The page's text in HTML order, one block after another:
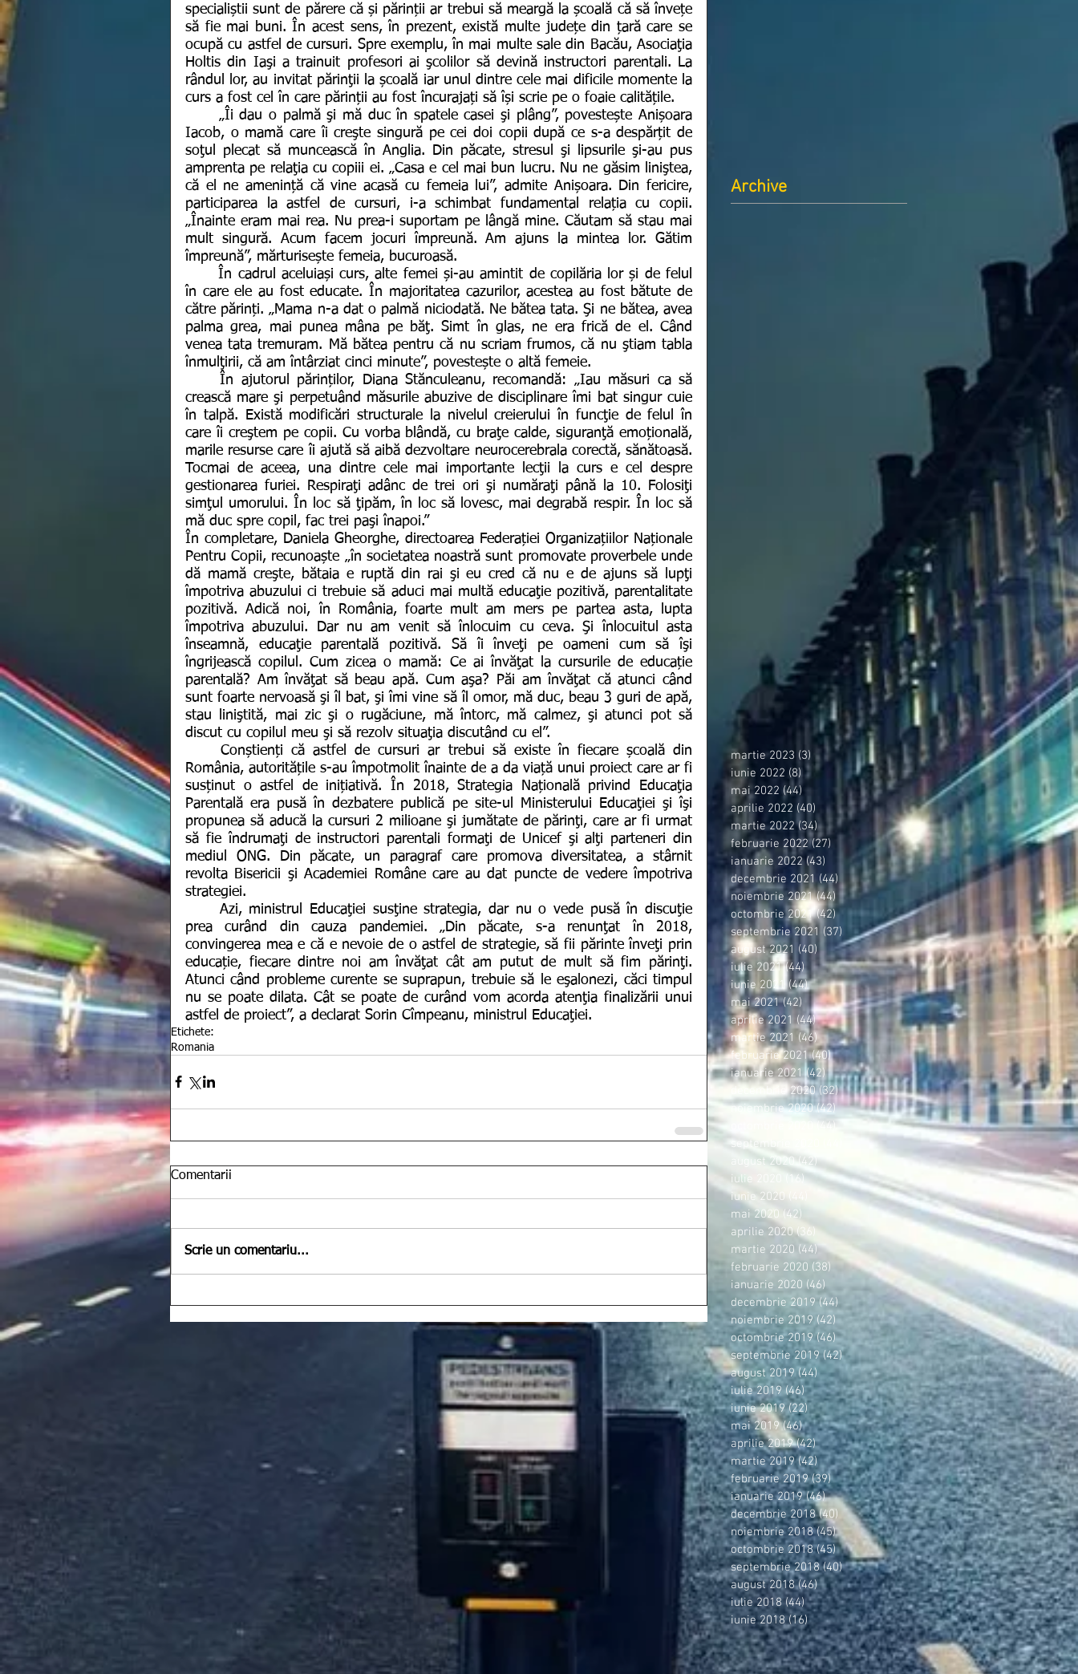
specialiștii sunt de părere că și părinții ar trebui să meargă la școală că să învețe
să fie mai buni. În acest sens, în prezent, există multe județe din țară care se
ocupă cu astfel de cursuri. Spre exemplu, în mai multe sale din Bacău, Asociaţia
Holtis din Iaşi a trainuit profesori ai şcolilor să devină instructori parentali. La
rândul lor, au invitat părinţii la școală iar unul dintre cele mai dificile momente la
curs a fost cel în care părinții au fost încurajați să își scrie pe o foaie calitățile.
Iacob, o mamă care îi creşte singură pe cei doi copii după ce s-a despărțit de
soţul plecat să muncească în Anglia. Din păcate, stresul şi lipsurile şi-au pus
amprenta pe relaţia cu copiii ei. „Casa e cel mai bun lucru. Nu ne găsim liniştea,
că el ne amenință că vine acasă cu femeia lui”, admite Anișoara. Din fericire,
participarea la astfel de cursuri, i-a schimbat fundamental relația cu copii.
„Înainte eram mai rea. Nu prea-i suportam pe lângă mine. Căutam să stau mai
mult singură. Acum facem jocuri împreună. Am ajuns la mintea lor. Gătim
împreună”, mărturisește femeia, bucuroasă.
în care ele au fost educate. În majoritatea cazurilor, acestea au fost bătute de
către părinți. „Mama n-a dat o palmă niciodată. Ne bătea tata. Şi ne bătea, avea
palma grea, mai punea mâna pe băţ. Simt în glas, ne era frică de el. Când
venea tata tremuram. Mă bătea pentru că nu scriam frumos, că nu ştiam tabla
înmulţirii, că am întârziat cinci minute”, povestește o altă femeie.
crească mare şi perpetuând măsurile abuzive de disciplinare îmi bat singur cuie
în talpă. Există modificări structurale la nivelul creierului în funcţie de felul în
care îi creştem pe copii. Cu vorba blândă, cu braţe calde, siguranţă emoțională,
marile resurse care îi ajută să aibă dezvoltare neurocerebrala corectă, sănătoasă.
Tocmai de aceea, una dintre cele mai importante lecţii la curs e cel despre
gestionarea furiei. Respiraţi adânc de trei ori şi număraţi până la 10. Folosiţi
simţul umorului. În loc să ţipăm, în loc să lovesc, mai degrabă respir. În loc să
mă duc spre copil, fac trei paşi înapoi.”
În completare, Daniela Gheorghe, directoarea Federației Organizațiilor Naționale
Pentru Copii, recunoaște „în societatea noastră sunt promovate proverbele unde
dă mamă creşte, bătaia e ruptă din rai şi eu cred că nu e de ajuns să lupţi
împotriva abuzului ci trebuie să aduci mai multă educaţie pozitivă, parentalitate
pozitivă. Adică noi, în România, foarte mult am mers pe partea asta, lupta
împotriva abuzului. Dar nu am venit să înlocuim cu ceva. Şi înlocuitul asta
înseamnă, educaţie parentală pozitivă. Să îi înveţi pe oameni cum să îşi
îngrijească copilul. Cum zicea o mamă: Ce ai învăţat la cursurile de educație
parentală? Am învăţat să beau apă. Cum aşa? Păi am învăţat că atunci când
sunt foarte nervoasă şi îl bat, şi îmi vine să îl omor, mă duc, beau 3 guri de apă,
stau liniştită, mai zic şi o rugăciune, mă întorc, mă calmez, şi atunci pot să
discut cu copilul meu şi să rezolv situaţia discutând cu el”.
	Conștienți că astfel de cursuri ar trebui să existe în fiecare școală din
România, autoritățile s-au împotmolit înainte de a da viață unui proiect care ar fi
susținut o astfel de inițiativă. În 2018, Strategia Națională privind Educaţia
Parentală era pusă în dezbatere publică pe site-ul Ministerului Educaţiei şi îşi
propunea să aducă la cursuri 2 milioane şi jumătate de părinţi, care ar fi urmat
să fie îndrumaţi de instructori parentali formaţi de Unicef şi alţi parteneri din
mediul ONG. Din păcate, un paragraf care promova diversitatea, a stârnit
revolta Bisericii şi Academiei Române care au dat puncte de vedere împotriva
strategiei.
prea curând din cauza pandemiei. „Din păcate, s-a renunţat în 2018,
convingerea mea e că e nevoie de o astfel de strategie, să fii părinte înveţi prin
educație, fiecare dintre noi am învăţat cât am putut de mult să fim părinţi.
Atunci când probleme curente se suprapun, trebuie să le eşalonezi, căci timpul
nu se poate dilata. Cât se poate de curând vom acorda atenţia finalizării unui
astfel de proiect”, a declarat Sorin Cîmpeanu, ministrul Educaţiei.
Etichete:
Romania
Comentarii
Scrie un comentariu...
Archive
martie 2023 (3) 3 postări
iunie 2022 (8)8 postări
mai 2022 (44) 44 postări
aprilie 2022 (40) 40 postări
martie 2022 (34)34 postări
februarie 2022 (27) 27 postări
ianuarie 2022 (43) 43 postări
decembrie 2021 (44) 44 postări
noiembrie 2021 (44) 44 postări
octombrie 2021 (42)42 postări
septembrie 2021 (37) 37 postări
august 2021 (40) 40 postări
iulie 2021 (44)44 postări
iunie 2021 (44)44 postări
mai 2021 (42) 42 postări
aprilie 2021 (44)44 postări
martie 2021 (46) 46 postări
februarie 2021 (40)40 postări
ianuarie 2021 (42) 42 postări
decembrie 2020 (32)32 postări
noiembrie 2020 (42)42 postări
(44)44 postări
septembrie 2020
44 postări
august 2020 (42)42 postări
iulie 2020
(16)16 postări
iunie 2020
44 postări
mai 2020 (42)
aprilie 2020 (36) 36 postări
martie 2020 (44)44 postări
februarie 2020 (38) 38 postări
ianuarie 2020 (46) 46 postări
decembrie 2019 (44) 44 postări
noiembrie 2019 (42) 42 postări
octombrie 2019 (46)46 postări
septembrie 2019 (42)42 postări
august 2019 (44) 44 postări
iulie 2019 (46)46 postări
iunie 2019 (22)22 postări
mai 2019 (46)46 postări
aprilie 2019 (42)42 postări
martie 2019 (42)42 postări
februarie 2019 (39)39 postări
ianuarie 2019 (46)46 postări
decembrie 2018 (40) 40 postări
noiembrie 2018 (45)45 postări
octombrie 2018 (45)45 postări
septembrie 2018 (40)40 postări
august 2018 (46)46 postări
iulie 2018 (44)44 postări
iunie 2018 (16)16 postări